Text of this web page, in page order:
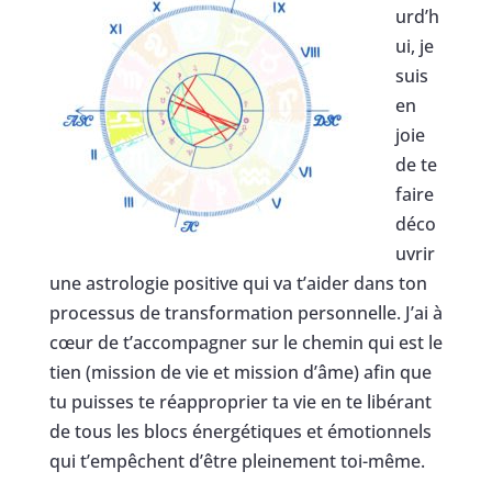
urd’h
ui, je
suis
en
joie
de te
faire
déco
uvrir
une astrologie positive qui va t’aider dans ton
processus de transformation personnelle. J’ai à
cœur de t’accompagner sur le chemin qui est le
tien (mission de vie et mission d’âme) afin que
tu puisses te réapproprier ta vie en te libérant
de tous les blocs énergétiques et émotionnels
qui t’empêchent d’être pleinement toi-même.